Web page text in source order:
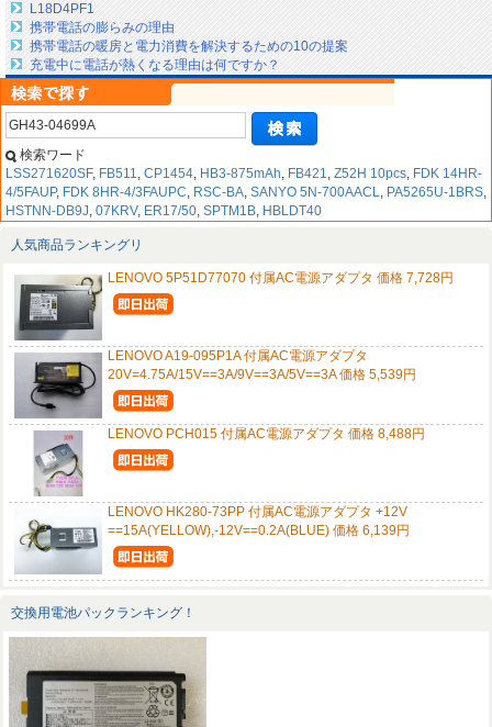
L18D4PF1
携帯電話の膨らみの理由
携帯電話の暖房と電力消費を解決するための10の提案
充電中に電話が熱くなる理由は何ですか？
検索ワード
LSS271620SF, FB511, CP1454, HB3-875mAh, FB421, Z52H 10pcs, FDK 14HR-
4/5FAUP, FDK 8HR-4/3FAUPC, RSC-BA, SANYO 5N-700AACL, PA5265U-1BRS,
HSTNN-DB9J, 07KRV, ER17/50, SPTM1B, HBLDT40
人気商品ランキングリ
LENOVO 5P51D77070 付属AC電源アダプタ 価格 7,728円
LENOVO A19-095P1A 付属AC電源アダプタ
20V=4.75A/15V==3A/9V==3A/5V==3A 価格 5,539円
LENOVO PCH015 付属AC電源アダプタ 価格 8,488円
LENOVO HK280-73PP 付属AC電源アダプタ +12V
==15A(YELLOW),-12V==0.2A(BLUE) 価格 6,139円
交換用電池パックランキング！